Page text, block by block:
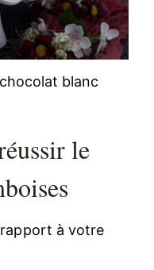
blanc
le
à votre